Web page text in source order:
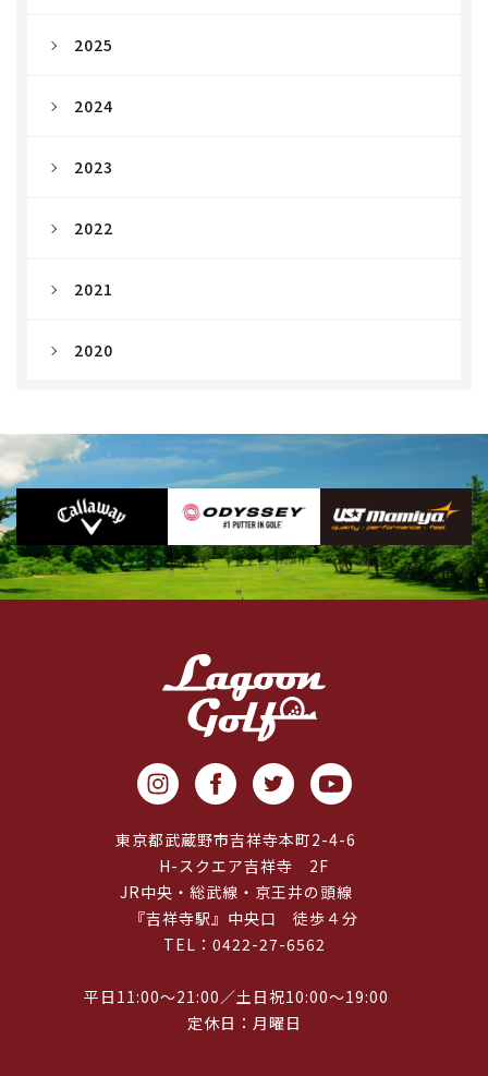
2025
2024
2023
2022
2021
2020
東京都武蔵野市吉祥寺本町2-4-6
H-スクエア吉祥寺 2F
JR中央・総武線・京王井の頭線
『吉祥寺駅』中央口 徒歩４分
TEL：0422-27-6562
平日11:00～21:00／土日祝10:00～19:00
定休日：月曜日